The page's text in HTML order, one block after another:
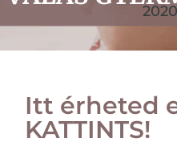
Itt érheted
KATTINTS!